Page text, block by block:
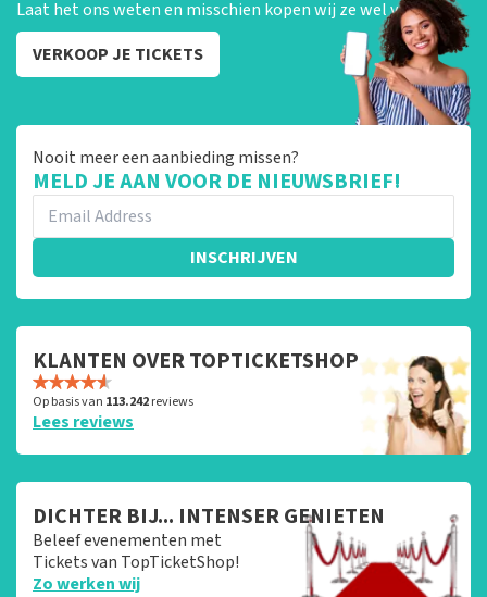
Laat het ons weten en misschien kopen wij ze wel van je!
VERKOOP JE TICKETS
Nooit meer een aanbieding missen?
MELD JE AAN VOOR DE NIEUWSBRIEF!
INSCHRIJVEN
KLANTEN OVER TOPTICKETSHOP
Op basis van 113.242reviews
Lees reviews
DICHTER BIJ... INTENSER GENIETEN
Beleef evenementen met
Tickets van TopTicketShop!
Zo werken wij